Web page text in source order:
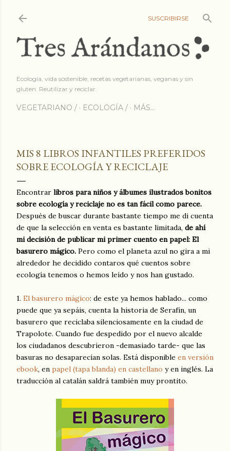
Ir al contenido
SUSCRIBIRSE
Ecología, vida sostenible, recetas vegetarianas, veganas y sin
gluten. Reutilizar y reciclar.
VEGETARIANO / ECOLOGÍA / MÁS…
MIS 8 LIBROS INFANTILES PREFERIDOS
SOBRE ECOLOGÍA Y RECICLAJE
Encontrar libros para niños y álbumes ilustrados bonitos
sobre ecología y reciclaje no es tan fácil como parece.
Después de buscar durante bastante tiempo me di cuenta
de que la selección en venta es bastante limitada, de ahí
mi decisión de publicar mi primer cuento en papel: El
basurero mágico. Pero como el planeta azul no gira a mi
alrededor he decidido contaros qué cuentos sobre
ecología tenemos o hemos leído y nos han gustado.
1. El basurero mágico: de este ya hemos hablado... como
puede que ya sepáis, cuenta la historia de Serafín, un
basurero que reciclaba silenciosamente en la ciudad de
Trapolote. Cuando fue despedido por el nuevo alcalde
los ciudadanos descubrieron -demasiado tarde- que las
basuras no desaparecían solas. Está disponible en versión
ebook, en papel (tapa blanda) en castellano y en inglés. La
traducción al catalán saldrá también muy prontito.